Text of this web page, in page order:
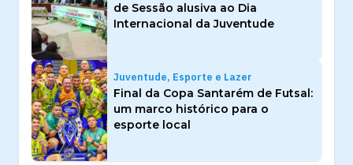
de Sessão alusiva ao Dia
Internacional da Juventude
Juventude, Esporte e Lazer
Final da Copa Santarém de Futsal:
um marco histórico para o
esporte local